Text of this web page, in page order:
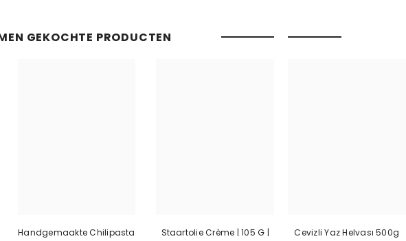
GEKOCHTE PRODUCTEN
Handgemaakte Chilipasta
Staartolie Crème | 105 G |
Cevizli Yaz Helvası 500g